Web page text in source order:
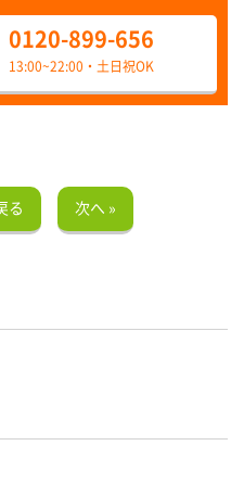
0120-899-656
13:00~22:00・土日祝OK
る 次へ »